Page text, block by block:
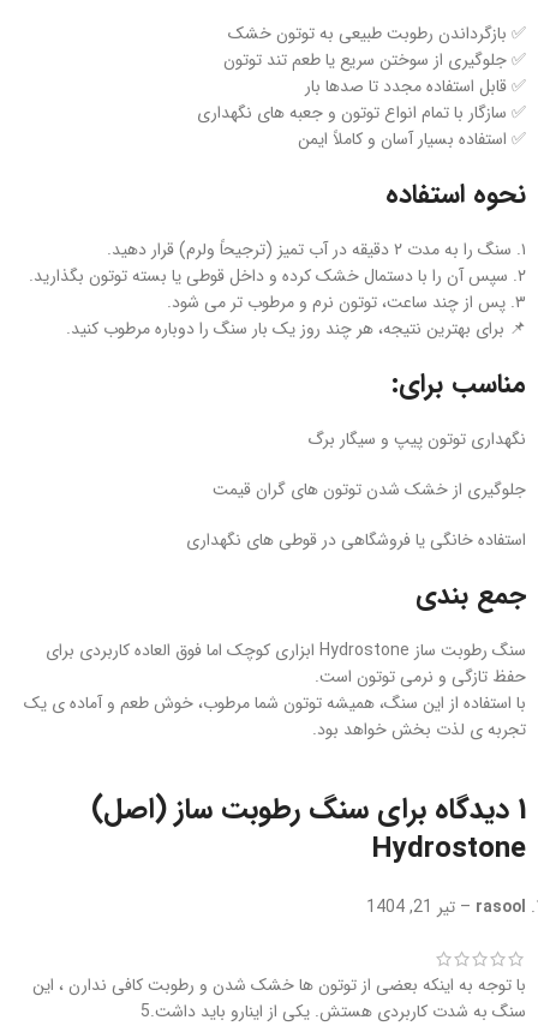
✅ بازگرداندن رطوبت طبیعی به توتون خشک
✅ جلوگیری از سوختن سریع یا طعم تند توتون
✅ قابل استفاده مجدد تا صدها بار
✅ سازگار با تمام انواع توتون و جعبه‌ های نگهداری
✅ استفاده بسیار آسان و کاملاً ایمن
نحوه استفاده
۱. سنگ را به مدت ۲ دقیقه در آب تمیز (ترجیحاً ولرم) قرار دهید.
۲. سپس آن را با دستمال خشک کرده و داخل قوطی یا بسته توتون بگذارید.
۳. پس از چند ساعت، توتون نرم و مرطوب‌ تر می‌ شود.
📌 برای بهترین نتیجه، هر چند روز یک‌ بار سنگ را دوباره مرطوب کنید.
مناسب برای:
نگهداری توتون پیپ و سیگار برگ
جلوگیری از خشک شدن توتون‌ های گران‌ قیمت
استفاده خانگی یا فروشگاهی در قوطی‌ های نگهداری
جمع‌ بندی
سنگ رطوبت‌ ساز Hydrostone ابزاری کوچک اما فوق‌ العاده کاربردی برای
حفظ تازگی و نرمی توتون است.
با استفاده از این سنگ، همیشه توتون شما مرطوب، خوش‌ طعم و آماده‌ ی یک
تجربه‌ ی لذت‌ بخش خواهد بود.
1 دیدگاه برای
سنگ رطوبت ساز (اصل)
Hydrostone
rasool
– تیر 21, 1404
با توجه به اینکه بعضی از توتون ها خشک شدن و رطوبت کافی ندارن ، این
سنگ به شدت کاربردی هستش. یکی از اینارو باید داشت.5